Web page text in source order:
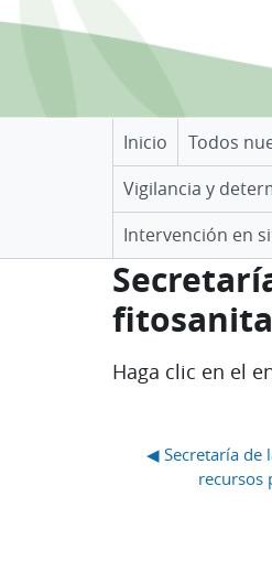
Inicio Todos
Vigilancia y
Intervención en
Requisitos
Haga clic en el
◀︎ Secretaría de
recursos